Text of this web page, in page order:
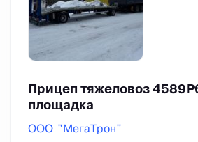
Прицеп тяжеловоз
площадка
ООО "МегаТрон"